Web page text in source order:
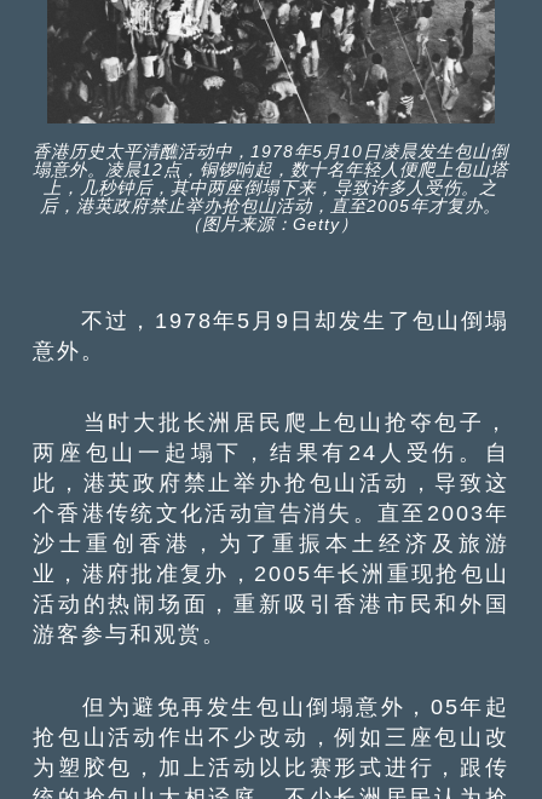
香港历史太平清醮活动中，1978年5月10日凌晨发生包山倒
塌意外。凌晨12点，铜锣响起，数十名年轻人便爬上包山塔
上，几秒钟后，其中两座倒塌下来，导致许多人受伤。之
后，港英政府禁止举办抢包山活动，直至2005年才复办。
（图片来源：Getty）
不过，1978年5月9日却发生了包山倒塌
意外。
当时大批长洲居民爬上包山抢夺包子，
两座包山一起塌下，结果有24人受伤。自
此，港英政府禁止举办抢包山活动，导致这
个香港传统文化活动宣告消失。直至2003年
沙士重创香港，为了重振本土经济及旅游
业，港府批准复办，2005年长洲重现抢包山
活动的热闹场面，重新吸引香港市民和外国
游客参与和观赏。
但为避免再发生包山倒塌意外，05年起
抢包山活动作出不少改动，例如三座包山改
为塑胶包，加上活动以比赛形式进行，跟传